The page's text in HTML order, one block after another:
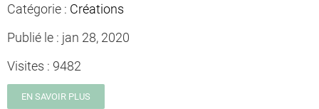
Catégorie : Créations
Publié le : jan 28, 2020
Visites : 9482
EN SAVOIR PLUS